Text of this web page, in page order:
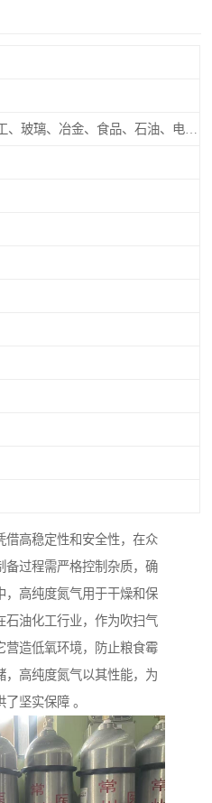
借高稳定性和安全性，在众
备过程需严格控制杂质，确
，高纯度氮气用于干燥和保
石油化工行业，作为吹扫气
营造低氧环境，防止粮食霉
，高纯度氮气以其性能，为
坚实保障 。​